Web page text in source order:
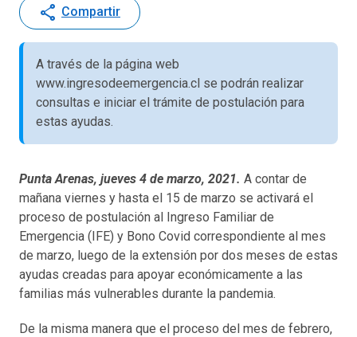
share Compartir
A través de la página web
www.ingresodeemergencia.cl se podrán realizar
consultas e iniciar el trámite de postulación para
estas ayudas.
Punta Arenas, jueves 4 de marzo, 2021. A contar de
mañana viernes y hasta el 15 de marzo se activará el
proceso de postulación al Ingreso Familiar de
Emergencia (IFE) y Bono Covid correspondiente al mes
de marzo, luego de la extensión por dos meses de estas
ayudas creadas para apoyar económicamente a las
familias más vulnerables durante la pandemia.
De la misma manera que el proceso del mes de febrero,